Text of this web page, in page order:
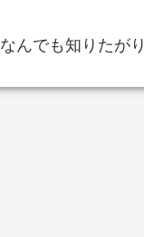
なんでも知りたがり